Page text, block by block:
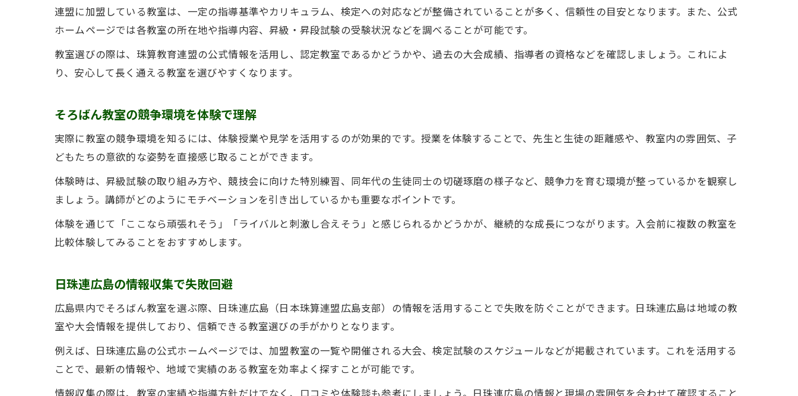
そろばん教室選びで後悔しない判断軸
口コミと昇級実績の両方を要確認
連盟に加盟している教室は、一定の指導基準やカリキュラム、検定への対応などが整備されていることが多く、信頼性の目安となります。また、公式
ホームページでは各教室の所在地や指導内容、昇級・昇段試験の受験状況などを調べることが可能です。
教室選びの際は、珠算教育連盟の公式情報を活用し、認定教室であるかどうかや、過去の大会成績、指導者の資格などを確認しましょう。これによ
り、安心して長く通える教室を選びやすくなります。
そろばん教室の競争環境を体験で理解
実際に教室の競争環境を知るには、体験授業や見学を活用するのが効果的です。授業を体験することで、先生と生徒の距離感や、教室内の雰囲気、子
どもたちの意欲的な姿勢を直接感じ取ることができます。
体験時は、昇級試験の取り組み方や、競技会に向けた特別練習、同年代の生徒同士の切磋琢磨の様子など、競争力を育む環境が整っているかを観察し
ましょう。講師がどのようにモチベーションを引き出しているかも重要なポイントです。
体験を通じて「ここなら頑張れそう」「ライバルと刺激し合えそう」と感じられるかどうかが、継続的な成長につながります。入会前に複数の教室を
比較体験してみることをおすすめします。
日珠連広島の情報収集で失敗回避
広島県内でそろばん教室を選ぶ際、日珠連広島（日本珠算連盟広島支部）の情報を活用することで失敗を防ぐことができます。日珠連広島は地域の教
室や大会情報を提供しており、信頼できる教室選びの手がかりとなります。
例えば、日珠連広島の公式ホームページでは、加盟教室の一覧や開催される大会、検定試験のスケジュールなどが掲載されています。これを活用する
ことで、最新の情報や、地域で実績のある教室を効率よく探すことが可能です。